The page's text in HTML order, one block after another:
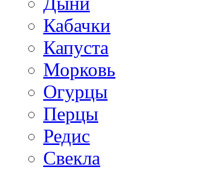
Кабачки
Капуста
Морковь
Огурцы
Перцы
Редис
Свекла